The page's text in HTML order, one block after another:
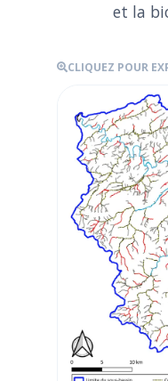
et la
CLIQUEZ POUR